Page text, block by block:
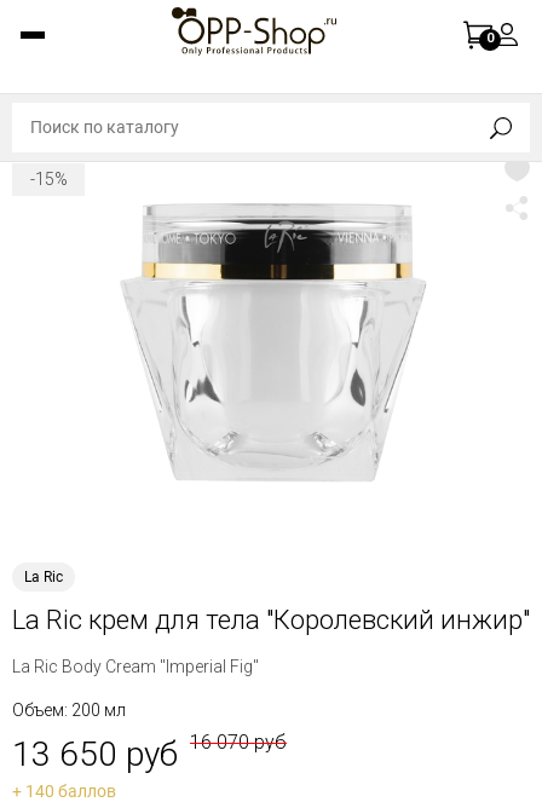
0
-15%
La Ric
La Ric крем для тела "Королевский инжир"
La Ric Body Cream "Imperial Fig"
Объем: 200 мл
13 650 руб 16 070 руб
+ 140 баллов